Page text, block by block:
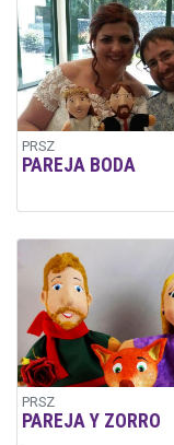
PRSZ
PAREJA BODA
PRSZ
PAREJA Y ZORRO